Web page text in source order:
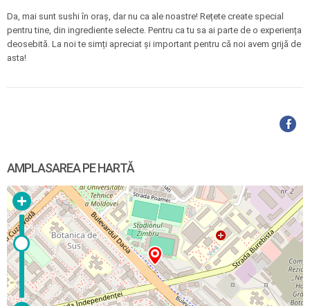
Da, mai sunt sushi în oraș, dar nu ca ale noastre! Rețete create special
pentru tine, din ingrediente selecte. Pentru ca tu sa ai parte de o experiența
deosebită. La noi te simți apreciat și important pentru că noi avem grijă de
asta!
AMPLASAREA PE HARTĂ